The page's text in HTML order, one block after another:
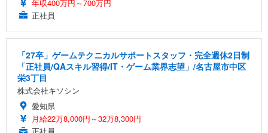
年収400万円～700万円
正社員
「27卒」ゲームテクニカルサポートスタッフ・完全週休2日制
「正社員/QAスキル習得/IT・ゲーム業界志望」/名古屋市中区
栄3丁目
株式会社キソシン
愛知県
月給22万8,000円～32万8,300円